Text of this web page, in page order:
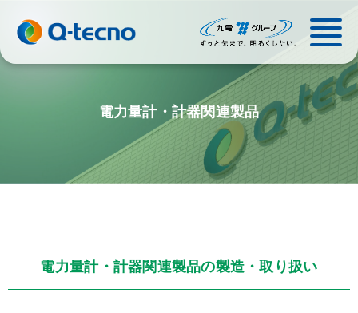
電力量計・計器関連製品
電力量計・計器関連製品の製造・取り扱い